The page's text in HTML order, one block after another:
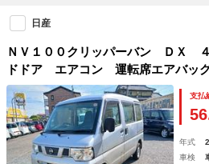
日産
ＮＶ１００クリッパーバン ＤＸ
ドドア エアコン 運転席エアバッ
支払
年式
車検